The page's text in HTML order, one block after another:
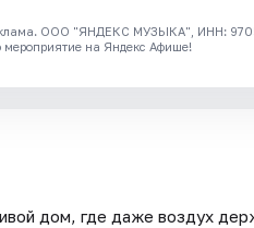
ООО "ЯНДЕКС МУЗЫКА", ИНН:
мероприятие на Яндекс Афише!
дом, где даже воздух